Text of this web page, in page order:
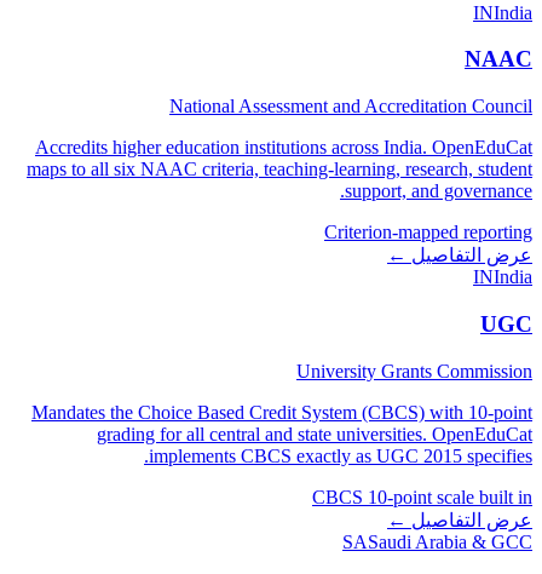
INIndia
NAAC
National Assessment and Accreditation Council
Accredits higher education institutions across India. OpenEduCat
maps to all six NAAC criteria, teaching-learning, research, student
support, and governance.
Criterion-mapped reporting
عرض التفاصيل ←
INIndia
UGC
University Grants Commission
Mandates the Choice Based Credit System (CBCS) with 10-point
grading for all central and state universities. OpenEduCat
implements CBCS exactly as UGC 2015 specifies.
CBCS 10-point scale built in
عرض التفاصيل ←
SASaudi Arabia & GCC